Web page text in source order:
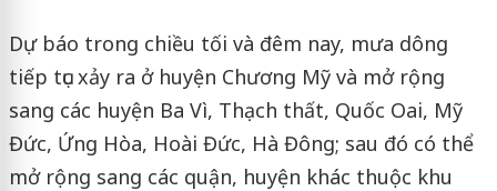
Dự báo trong chiều tối và đêm nay, mưa dông
tiếp tục xảy ra ở huyện Chương Mỹ và mở rộng
sang các huyện Ba Vì, Thạch thất, Quốc Oai, Mỹ
Đức, Ứng Hòa, Hoài Đức, Hà Đông; sau đó có thể
mở rộng sang các quận, huyện khác thuộc khu